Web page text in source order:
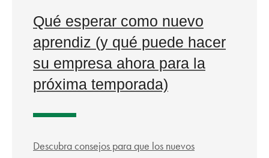
Qué esperar como nuevo
aprendiz (y qué puede hacer
su empresa ahora para la
próxima temporada)
Descubra consejos para que los nuevos